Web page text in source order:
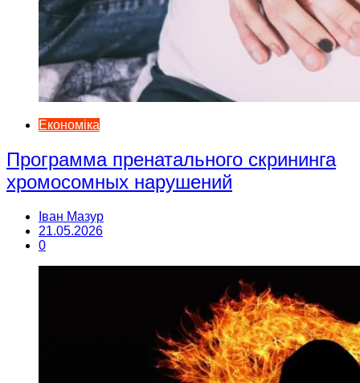
Економіка
Программа пренатального скрининга
хромосомных нарушений
Іван Мазур
21.05.2026
0